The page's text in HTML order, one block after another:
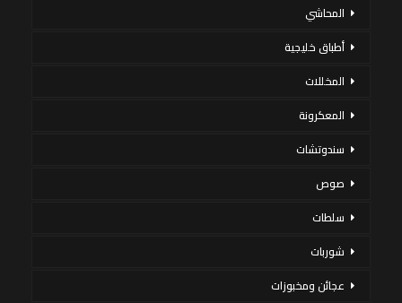
المحاشي
أطباق خليجية
المخللات
المعكرونة
سندوتشات
صوص
سلطات
شوربات
عجائن ومخبوزات